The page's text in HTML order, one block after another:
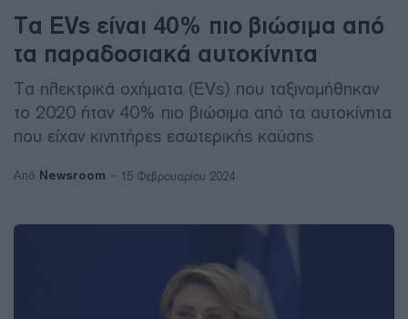
Τα EVs είναι 40% πιο βιώσιμα από
τα παραδοσιακά αυτοκίνητα
Τα ηλεκτρικά οχήματα (EVs) που ταξινομήθηκαν
το 2020 ήταν 40% πιο βιώσιμα από τα αυτοκίνητα
που είχαν κινητήρες εσωτερικής καύσης
Από Newsroom 15 Φεβρουαρίου 2024